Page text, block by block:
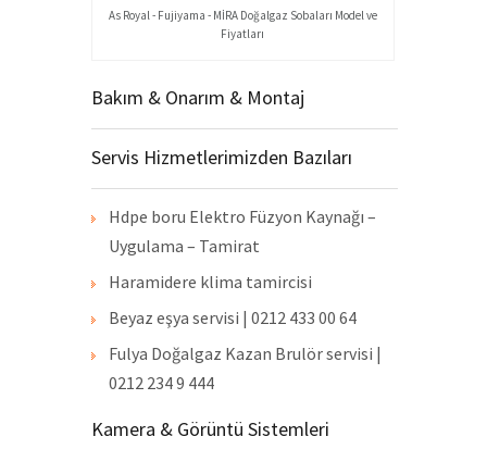
As Royal - Fujiyama - MİRA Doğalgaz Sobaları Model ve
Fiyatları
Bakım & Onarım & Montaj
Servis Hizmetlerimizden Bazıları
Hdpe boru Elektro Füzyon Kaynağı –
Uygulama – Tamirat
Haramidere klima tamircisi
Beyaz eşya servisi | 0212 433 00 64
Fulya Doğalgaz Kazan Brulör servisi |
0212 234 9 444
Kamera & Görüntü Sistemleri